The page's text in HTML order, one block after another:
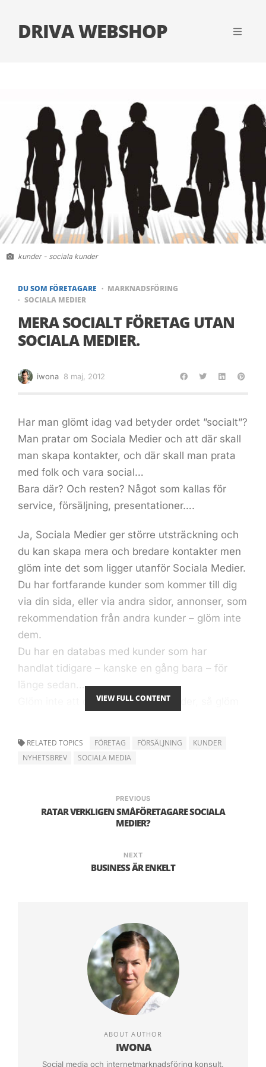
DRIVA WEBSHOP
kunder - sociala kunder
DU SOM FÖRETAGARE
MARKNADSFÖRING
SOCIALA MEDIER
MERA SOCIALT FÖRETAG UTAN
SOCIALA MEDIER.
iwona 8 maj, 2012
Har man glömt idag vad betyder ordet ”socialt”?
Man pratar om Sociala Medier och att där skall
man skapa kontakter, och där skall man prata
med folk och vara social…
Bara där? Och resten? Något som kallas för
service, försäljning, presentationer….
Ja, Sociala Medier ger större utsträckning och
du kan skapa mera och bredare kontakter men
glöm inte det som ligger utanför Sociala Medier.
Du har fortfarande kunder som kommer till dig
via din sida, eller via andra sidor, annonser, som
rekommendation från andra kunder – glöm inte
dem.
Du har en databas med kunder som har
handlat tidigare – kanske en gång bara – för
länge sedan….
Glöm inte att de är redan dina kunder, så glöm
Du har en lista med mailadresser.
Brukar du göra utskick? I form av: Nyheter
Nej – sådana nyheter läser folk inte idag.
Hamnar det inte direkt i Skräppostmappen då
en länk till dina kunder, och märk meddelande
med något intressant t.ex.: ”Filmindustri bättre
än i Bollywood” eller något annat galet.
Gör en tävling med priser som är mer kreativa
än: ”Vinn ett presentkort på 5000 kr i vår butik”.
priset vara att bästa logotypen blir verkligen
VIEW FULL CONTENT
RELATED TOPICS FÖRETAG FÖRSÄLJNING
KUNDER
NYHETSBREV
SOCIALA MEDIA
PREVIOUS
RATAR VERKLIGEN SMÅFÖRETAGARE SOCIALA
MEDIER?
NEXT
BUSINESS ÄR ENKELT
ABOUT AUTHOR
IWONA
Social media och internetmarknadsföring konsult.